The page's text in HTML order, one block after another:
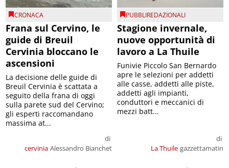
CRONACA
Frana sul Cervino, le
guide di Breuil
Cervinia bloccano le
ascensioni
cervinia
di
Alessandro Bianchet
La decisione delle guide di
Breuil Cervinia è scattata a
seguito della frana di oggi
sulla parete sud del Cervino;
gli esperti raccomandano
massima at...
PUBBLIREDAZIONALI
Stagione invernale,
nuove opportunità di
lavoro a La Thuile
La Thuile
di
gazzettamatin
Funivie Piccolo San Bernardo
apre le selezioni per addetti
alle casse, addetti alle piste,
addetti agli impianti,
conduttori e meccanici di
mezzi batt...